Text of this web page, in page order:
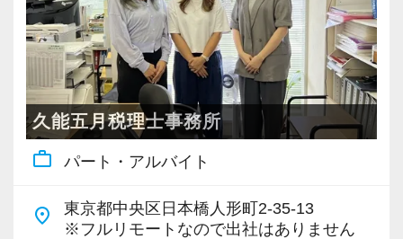
・税務顧問＋資産税に関与
・相続／事業承継／M&Aにも対応
＜成長中の税理士法人＞
・全国14拠点で事業展開
・従業員240名以上に拡大
・会計・税務・財務・労務まで対応
久能五月税理士事務所
work_outline パート・アルバイト
place
東京都中央区日本橋人形町2-35-13
※フルリモートなので出社はありません